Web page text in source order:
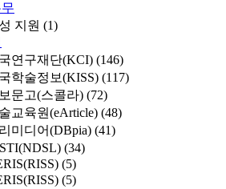
지원 (1)
연구재단(KCI) (146)
학술정보(KISS) (117)
문고(스콜라) (72)
교육원(eArticle) (48)
미디어(DBpia) (41)
(34)
(5)
(5)